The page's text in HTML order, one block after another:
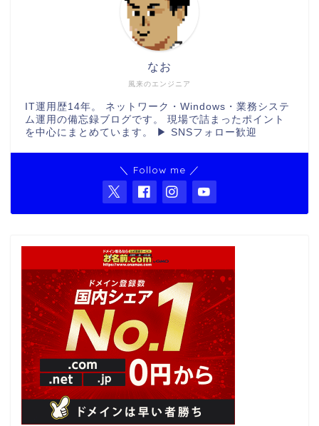
風来のエンジニア
なお
IT運用歴14年。 ネットワーク・Windows・業務システ
ム運用の備忘録ブログです。 現場で詰まったポイント
を中心にまとめています。 ▶ SNSフォロー歓迎
＼ Follow me ／